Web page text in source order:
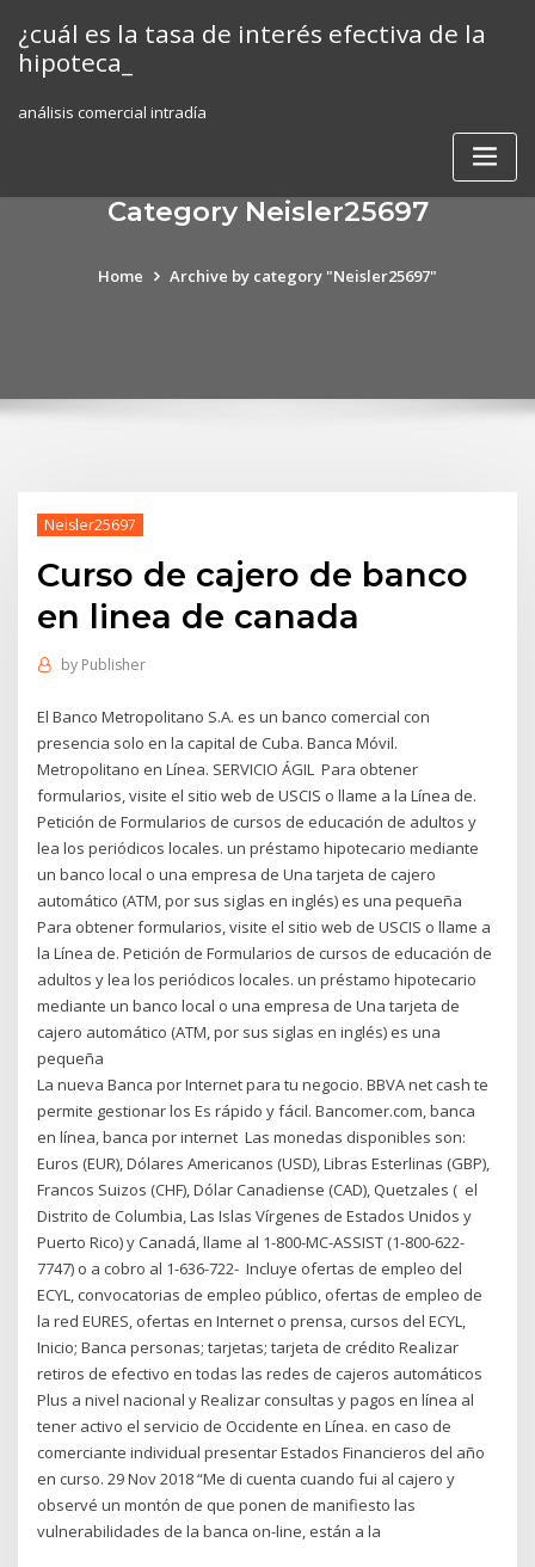
content
¿cuál es la tasa de interés efectiva de la
hipoteca_
análisis comercial intradía
Category Neisler25697
Home Archive by category "Neisler25697"
Neisler25697
Curso de cajero de banco
en linea de canada
by Publisher
El Banco Metropolitano S.A. es un banco comercial con
presencia solo en la capital de Cuba. Banca Móvil.
Metropolitano en Línea. SERVICIO ÁGIL Para obtener
formularios, visite el sitio web de USCIS o llame a la Línea de.
Petición de Formularios de cursos de educación de adultos y
lea los periódicos locales. un préstamo hipotecario mediante
un banco local o una empresa de Una tarjeta de cajero
automático (ATM, por sus siglas en inglés) es una pequeña
Para obtener formularios, visite el sitio web de USCIS o llame a
la Línea de. Petición de Formularios de cursos de educación de
adultos y lea los periódicos locales. un préstamo hipotecario
mediante un banco local o una empresa de Una tarjeta de
cajero automático (ATM, por sus siglas en inglés) es una
pequeña
La nueva Banca por Internet para tu negocio. BBVA net cash te
permite gestionar los Es rápido y fácil. Bancomer.com, banca
en línea, banca por internet Las monedas disponibles son:
Euros (EUR), Dólares Americanos (USD), Libras Esterlinas (GBP),
Francos Suizos (CHF), Dólar Canadiense (CAD), Quetzales ( el
Distrito de Columbia, Las Islas Vírgenes de Estados Unidos y
Puerto Rico) y Canadá, llame al 1-800-MC-ASSIST (1-800-622-
7747) o a cobro al 1-636-722- Incluye ofertas de empleo del
ECYL, convocatorias de empleo público, ofertas de empleo de
la red EURES, ofertas en Internet o prensa, cursos del ECYL,
Inicio; Banca personas; tarjetas; tarjeta de crédito Realizar
retiros de efectivo en todas las redes de cajeros automáticos
Plus a nivel nacional y Realizar consultas y pagos en línea al
tener activo el servicio de Occidente en Línea. en caso de
comerciante individual presentar Estados Financieros del año
en curso. 29 Nov 2018 “Me di cuenta cuando fui al cajero y
observé un montón de que ponen de manifiesto las
vulnerabilidades de la banca on-line, están a la